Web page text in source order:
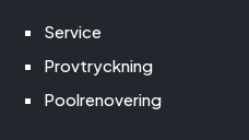
Service
Provtryckning
Poolrenovering